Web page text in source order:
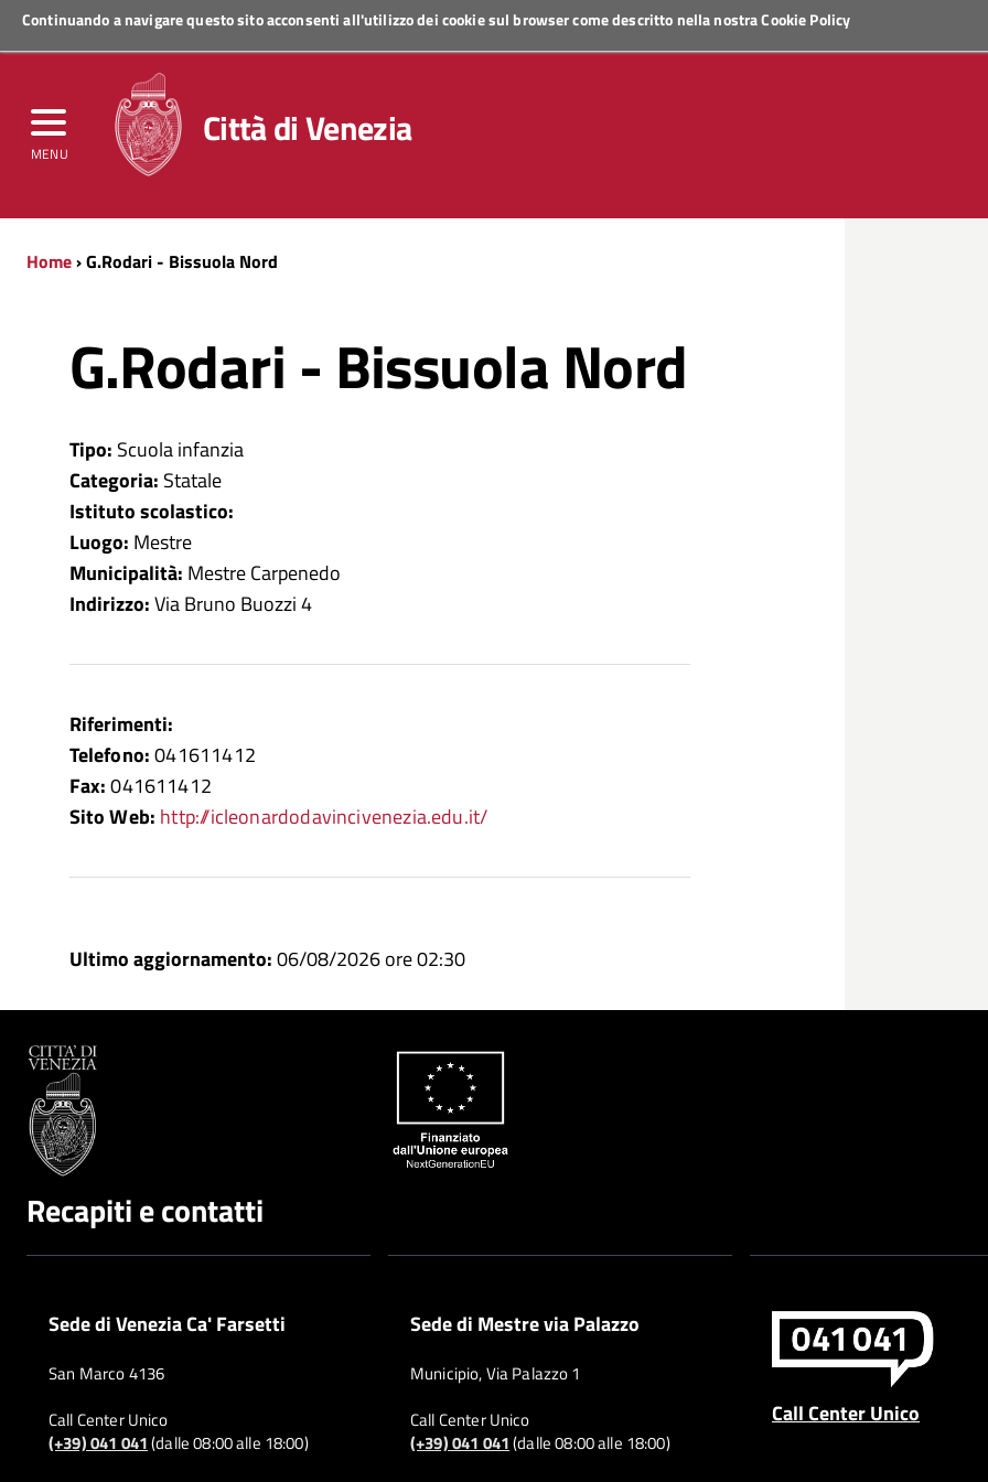
Continuando a navigare questo sito acconsenti all'utilizzo dei cookie sul browser come descritto nella nostraCookie Policy
MENU
Regione Veneto
Città di Venezia
Home› G.Rodari - Bissuola Nord
G.Rodari - Bissuola Nord
Tipo: Scuola infanzia
Categoria: Statale
Istituto scolastico:
Luogo: Mestre
Municipalità: Mestre Carpenedo
Indirizzo:Via Bruno Buozzi 4
Riferimenti:
Telefono:041611412
Fax:041611412
Sito Web: http://icleonardodavincivenezia.edu.it/
Ultimo aggiornamento:06/08/2026 ore 02:30
Recapiti e contatti
Sede di Venezia Ca' Farsetti
San Marco 4136
Call Center Unico
(+39) 041 041(dalle 08:00 alle 18:00)
Sede di Mestre via Palazzo
Municipio, Via Palazzo 1
Call Center Unico
(+39) 041 041(dalle 08:00 alle 18:00)
Call Center Unico